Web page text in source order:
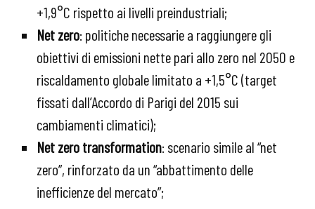
+1,9°C rispetto ai livelli preindustriali;
Net zero: politiche necessarie a raggiungere gli
obiettivi di emissioni nette pari allo zero nel 2050 e
riscaldamento globale limitato a +1,5°C (target
fissati dall’Accordo di Parigi del 2015 sui
cambiamenti climatici);
Net zero transformation: scenario simile al “net
zero”, rinforzato da un “abbattimento delle
inefficienze del mercato”;